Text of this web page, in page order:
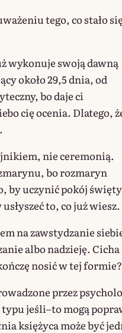
tego, co stało
wykonuje swoją dawną
około 29,5 dnia, od
bo daje ci
cię ocenia. Dlatego,
nie ceremonią.
bo rozmaryn
by uczynić pokój
to, co już wiesz.
na zawstydzanie
albo nadzieję. Cicha
nosić w tej formie?
przez
typu jeśli–to mogą
księżyca może być